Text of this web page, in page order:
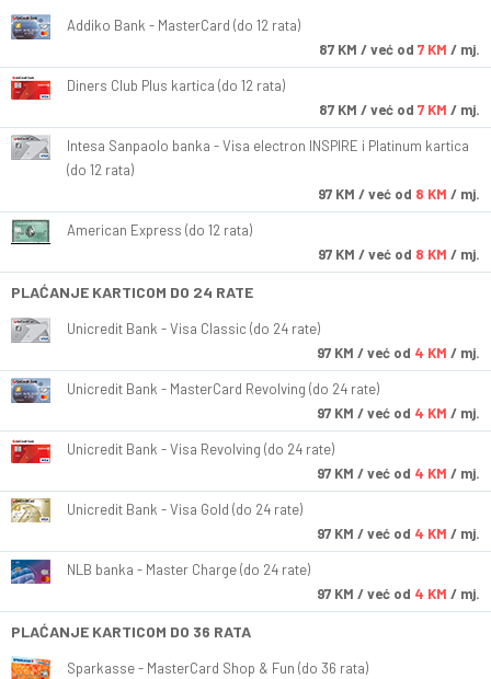
Addiko Bank - MasterCard (do 12 rata)
87 KM / već od 7 KM / mj.
Diners Club Plus kartica (do 12 rata)
87 KM / već od 7 KM / mj.
Intesa Sanpaolo banka - Visa electron INSPIRE i Platinum kartica
(do 12 rata)
97 KM / već od 8 KM / mj.
American Express (do 12 rata)
97 KM / već od 8 KM / mj.
PLAĆANJE KARTICOM DO 24 RATE
Unicredit Bank - Visa Classic (do 24 rate)
97 KM / već od 4 KM / mj.
Unicredit Bank - MasterCard Revolving (do 24 rate)
97 KM / već od 4 KM / mj.
Unicredit Bank - Visa Revolving (do 24 rate)
97 KM / već od 4 KM / mj.
Unicredit Bank - Visa Gold (do 24 rate)
97 KM / već od 4 KM / mj.
NLB banka - Master Charge (do 24 rate)
97 KM / već od 4 KM / mj.
PLAĆANJE KARTICOM DO 36 RATA
Sparkasse - MasterCard Shop & Fun (do 36 rata)